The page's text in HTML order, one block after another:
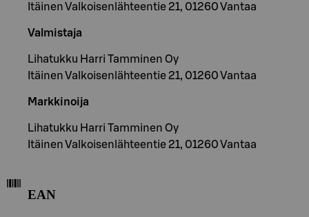
Itäinen Valkoisenlähteentie 21, 01260 Vantaa
Valmistaja
Lihatukku Harri Tamminen Oy
Itäinen Valkoisenlähteentie 21, 01260 Vantaa
Markkinoija
Lihatukku Harri Tamminen Oy
Itäinen Valkoisenlähteentie 21, 01260 Vantaa
EAN